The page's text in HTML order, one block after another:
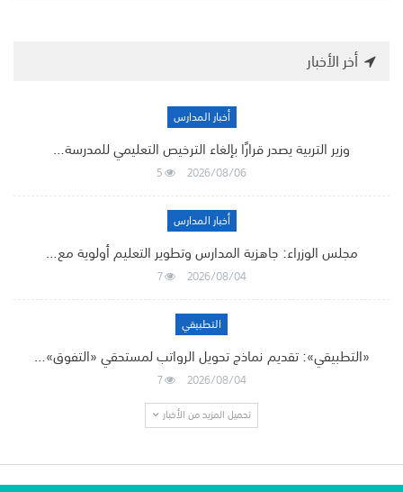
أخر الأخبار
أخبار المدارس
وزير التربية يصدر قرارًا بإلغاء الترخيص التعليمي للمدرسة…
2026/08/06
5
أخبار المدارس
مجلس الوزراء: جاهزية المدارس وتطوير التعليم أولوية مع…
2026/08/04
7
التطبيقي
«التطبيقي»: تقديم نماذج تحويل الرواتب لمستحقي «التفوق»…
2026/08/04
7
تحميل المزيد من الأخبار